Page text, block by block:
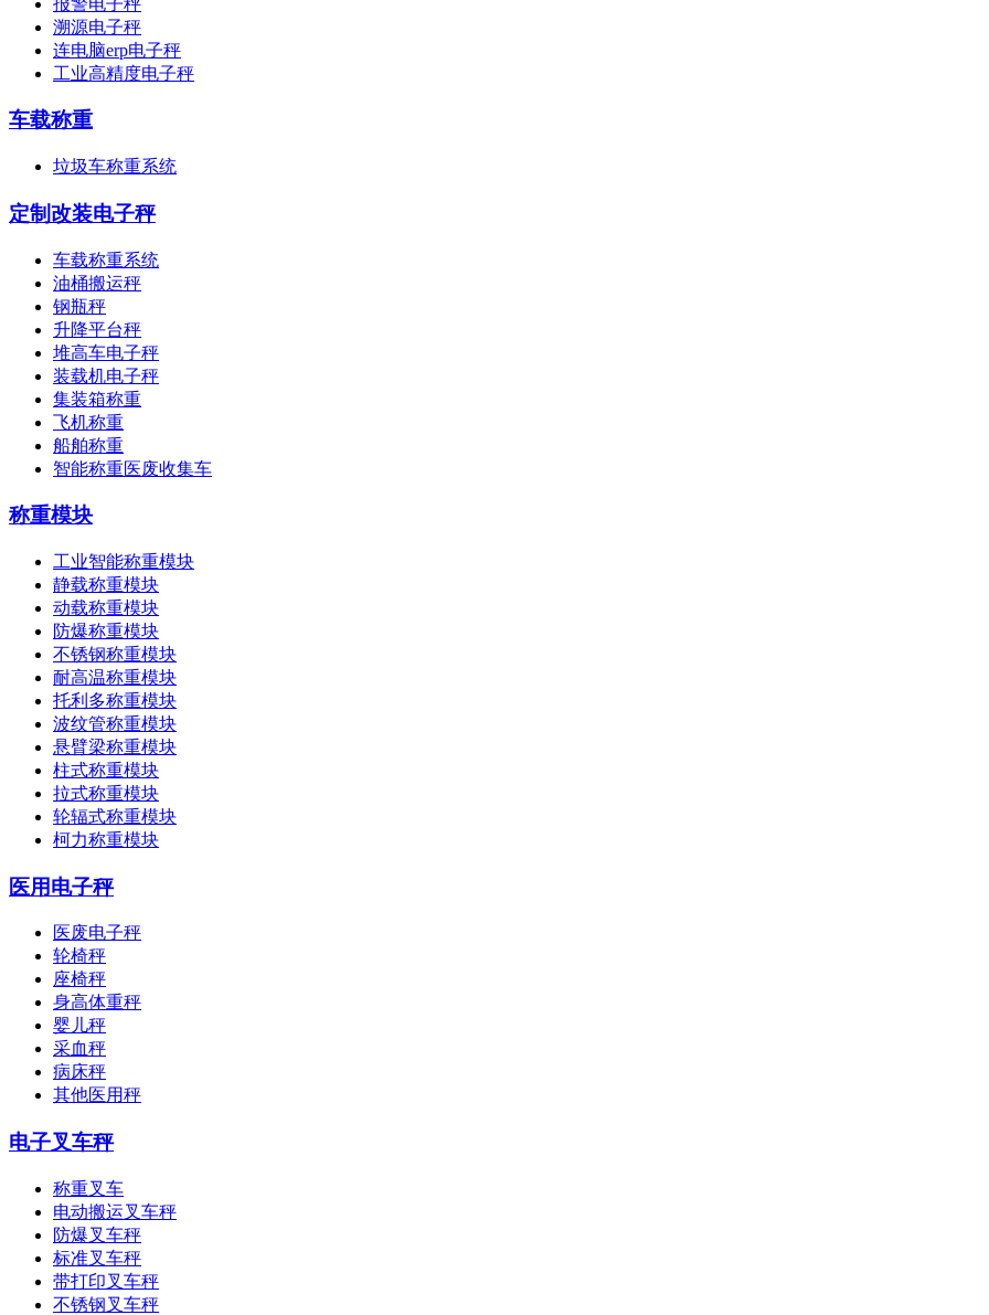
溯源电子秤
连电脑erp电子秤
工业高精度电子秤
车载称重
垃圾车称重系统
定制改装电子秤
车载称重系统
油桶搬运秤
钢瓶秤
升降平台秤
堆高车电子秤
装载机电子秤
集装箱称重
飞机称重
船舶称重
智能称重医废收集车
称重模块
工业智能称重模块
静载称重模块
动载称重模块
防爆称重模块
不锈钢称重模块
耐高温称重模块
托利多称重模块
波纹管称重模块
悬臂梁称重模块
柱式称重模块
拉式称重模块
轮辐式称重模块
柯力称重模块
医用电子秤
医废电子秤
轮椅秤
座椅秤
身高体重秤
婴儿秤
采血秤
病床秤
其他医用秤
电子叉车秤
称重叉车
电动搬运叉车秤
防爆叉车秤
标准叉车秤
带打印叉车秤
不锈钢叉车秤